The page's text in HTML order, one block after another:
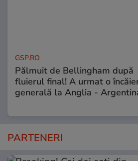
GSP.RO
Pălmuit de Bellingham după
fluierul final! A urmat o
generală la Anglia -
PARTENERI